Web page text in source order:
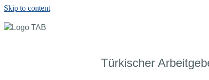
Skip to content
Türkischer